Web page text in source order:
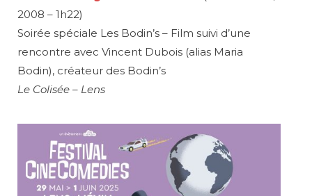
2008 – 1h22)
Soirée spéciale Les Bodin’s – Film suivi d’une
rencontre avec Vincent Dubois (alias Maria
Bodin), créateur des Bodin’s
Le Colisée – Lens